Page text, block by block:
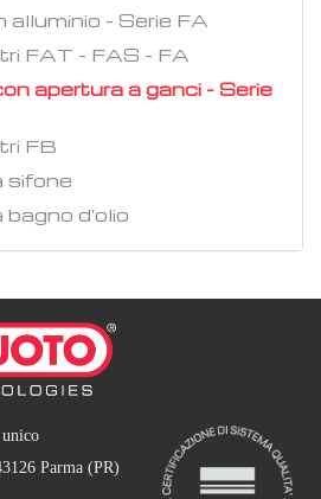
alluminio - Serie FA
FAT - FAS - FA
apertura a ganci - Serie
FB
sifone
bagno d'olio
Parma (PR)